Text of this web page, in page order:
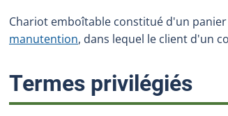
Chariot emboîtable constitué d'un
manutention, dans lequel le client d'un
Termes privilégiés: